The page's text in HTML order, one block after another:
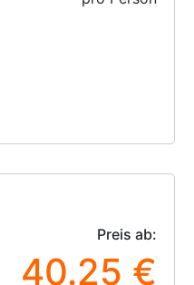
Preis ab:
40.25 €